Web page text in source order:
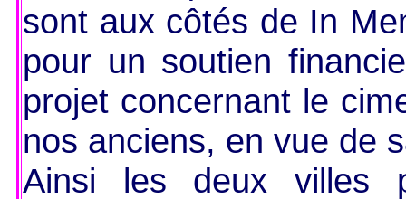
sont aux côtés de In
pour un soutien
projet concernant le
nos anciens, en vue de
Ainsi les deux villes